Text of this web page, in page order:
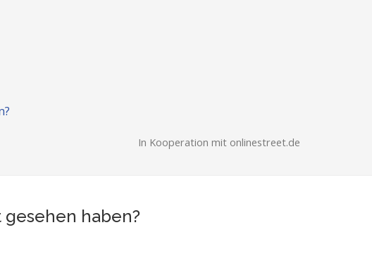
In Kooperation mit onlinestreet.de
haben?